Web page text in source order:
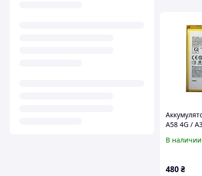
A58 4G /
Original PRC
В наличии
480₴